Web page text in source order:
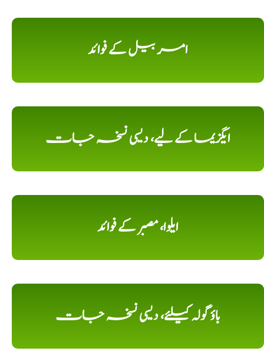
امر بیل کے فوائد
ایگزیما کے لیے، دیسی نسخہ جات
ایلوا، مصبر کے فوائد
باؤ گولہ کیلئے، دیسی نسخہ جات